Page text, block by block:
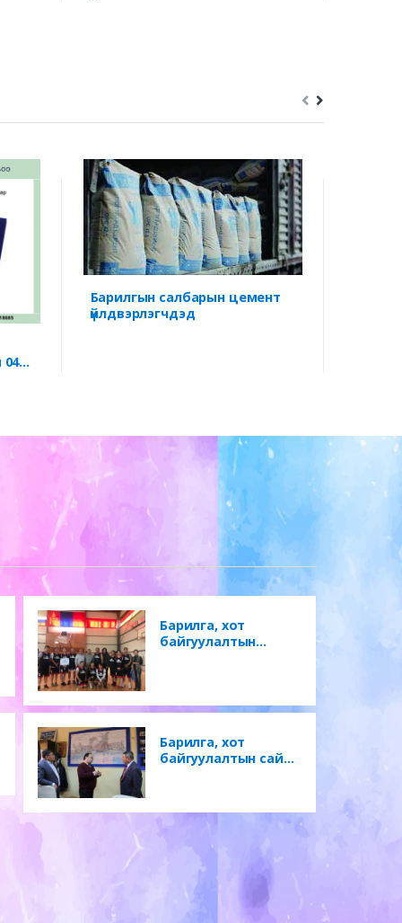
04
Барилгын салбарын цемент
үйлдвэрлэгчдэд
Барилга, хот
байгуулалтын
Барилга, хот
байгуулалтын сайд
Нэгдсэн холбоонд
айлчилан ирж үйл
ажиллагаатай нь
танилцаж санал
солилцлоо